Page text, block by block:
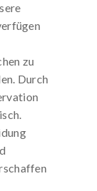
zu
Durch